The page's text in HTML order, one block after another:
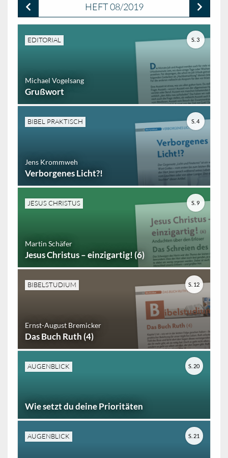
HEFT 08/2019
EDITORIAL
Michael Vogelsang
Grußwort
S. 3
BIBEL PRAKTISCH
Jens Krommweh
Verborgenes Licht?!
S. 4
JESUS CHRISTUS
Martin Schäfer
Jesus Christus – einzigartig! (6)
S. 9
BIBELSTUDIUM
Ernst-August Bremicker
Das Buch Ruth (4)
S. 12
AUGENBLICK
Wie setzt du deine Prioritäten
S. 20
AUGENBLICK S. 21